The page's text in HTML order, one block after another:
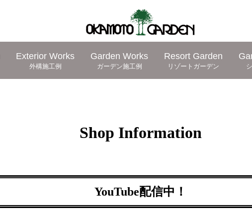
Exterior Works
外構施工例
Garden Works
ガーデン施工例
Resort Garden
リゾートガーデン
Shop Information
YouTube配信中！